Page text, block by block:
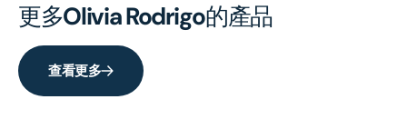
更多Olivia Rodrigo的產品
查看更多